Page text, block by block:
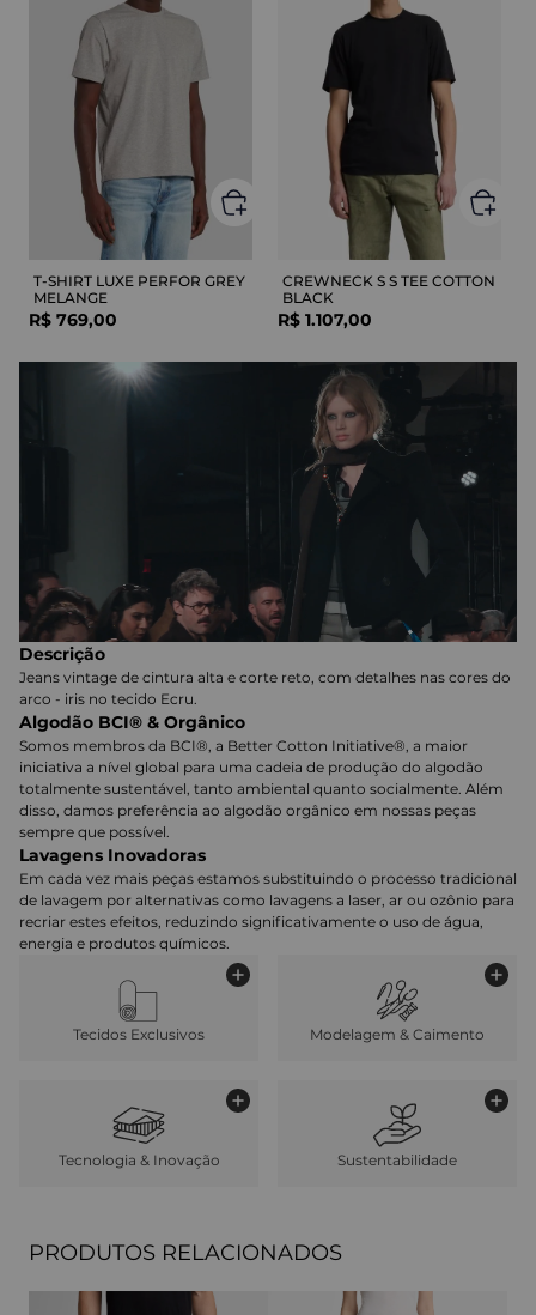
T-SHIRT LUXE PERFOR GREY
MELANGE
R$ 769,00
CREWNECK S S TEE COTTON
BLACK
R$ 1.107,00
Descrição
Jeans vintage de cintura alta e corte reto, com detalhes nas cores do
arco - iris no tecido Ecru.
Algodão BCI® & Orgânico
Somos membros da BCI®, a Better Cotton Initiative®, a maior
iniciativa a nível global para uma cadeia de produção do algodão
totalmente sustentável, tanto ambiental quanto socialmente. Além
disso, damos preferência ao algodão orgânico em nossas peças
sempre que possível.
Lavagens Inovadoras
Em cada vez mais peças estamos substituindo o processo tradicional
de lavagem por alternativas como lavagens a laser, ar ou ozônio para
recriar estes efeitos, reduzindo significativamente o uso de água,
energia e produtos químicos.
Tecidos Exclusivos Modelagem & Caimento
Tecnologia & Inovação Sustentabilidade
PRODUTOS RELACIONADOS